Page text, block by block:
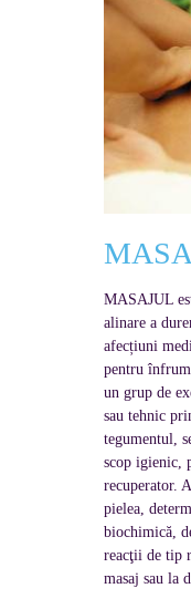
MASAJUL
alinare a
afecțiuni
pentru
un grup de
sau tehnic
tegumentul,
scop igienic,
recuperator.
pielea,
biochimică,
reacţii de tip
masaj sau la